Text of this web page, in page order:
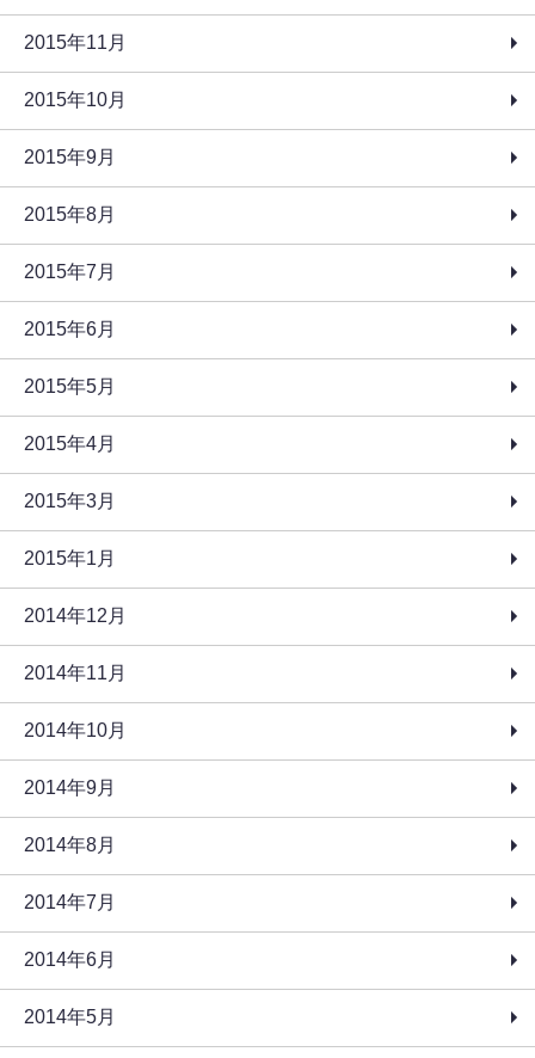
2015年11月
2015年10月
2015年9月
2015年8月
2015年7月
2015年6月
2015年5月
2015年4月
2015年3月
2015年1月
2014年12月
2014年11月
2014年10月
2014年9月
2014年8月
2014年7月
2014年6月
2014年5月